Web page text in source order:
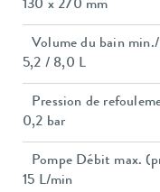
130 x 270 mm
Volume du bain
5,2 / 8,0 L
Pression de
0,2 bar
Pompe Débit max.
15 L/min